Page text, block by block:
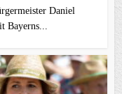
Daniel
Bayerns...